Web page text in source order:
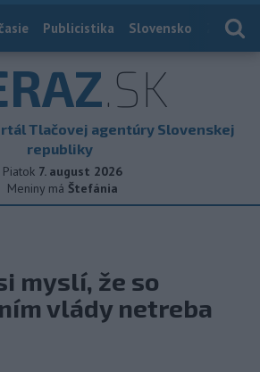
Publicistika Slovensko
.SK
Tlačovej agentúry Slovenskej
republiky
Piatok 7. august 2026
Meniny má Štefánia
myslí, že so
vlády netreba